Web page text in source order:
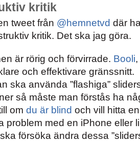
kritik
tweet från @hemnetvd där
kritik. Det ska jag göra.
är rörig och förvirrade. Booli,
och effektivare gränssnitt.
ska använda ”flashiga”
så måste man förstås ha
om du är blind och vill hitta
problem med en iPhone eller
försöka ändra dessa